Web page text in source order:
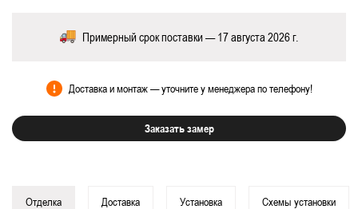
Примерный срок поставки — 17 августа 2026 г.
Доставка и монтаж — уточните у менеджера по телефону!
Заказать замер
Отделка Доставка Установка Схемы установки